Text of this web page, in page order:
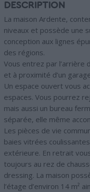
DESCRIPTION
La maison Ardente,
niveaux et possède une
conception aux lignes
des régions.
Vous entrez par l’arrière
et à proximité d’un
Un espace ouvert vous
espaces. Vous pourrez
mais aussi un bureau
séparée, elle même
Les pièces de vie
baies vitrées
extérieure. En retrait
toujours au rez de
dressing. La maison
l’étage d’environ 14 m²